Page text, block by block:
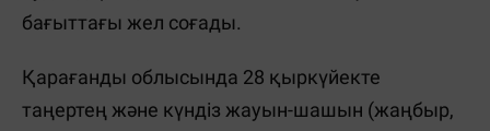
бағыттағы жел соғады.
Қарағанды облысында 28 қыркүйекте
таңертең және күндіз жауын-шашын (жаңбыр,